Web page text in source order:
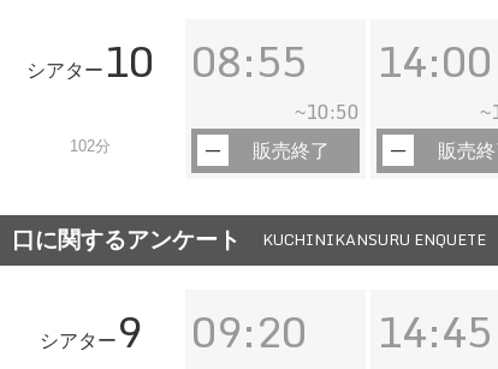
シアター 10
102分
08:55
~10:50
販売終了
14:00
~
販売終
口に関するアンケート KUCHINIKANSURU ENQUETE
シアター 9 09:20 14:45